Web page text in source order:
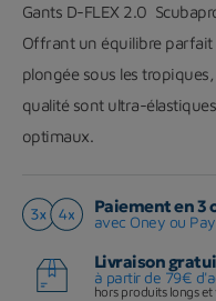
Gants D-FLEX 2.0
Offrant un équilibre
plongée sous les
qualité sont ultra-
optimaux.
Paiement en 3
avec Oney ou
Livraison
à partir de 79€
hors produits longs